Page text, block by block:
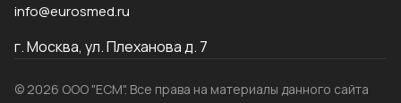
info@eurosmed.ru
г. Москва, ул. Плеханова д. 7
© 2026 ООО "ЕСМ". Все права на материалы данного сайта